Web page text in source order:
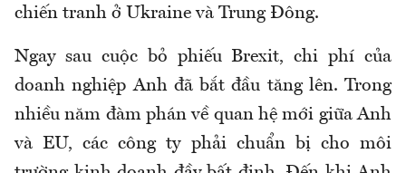
chiến tranh ở Ukraine và Trung Đông.
Ngay sau cuộc bỏ phiếu Brexit, chi phí của
doanh nghiệp Anh đã bắt đầu tăng lên. Trong
nhiều năm đàm phán về quan hệ mới giữa Anh
và EU, các công ty phải chuẩn bị cho môi